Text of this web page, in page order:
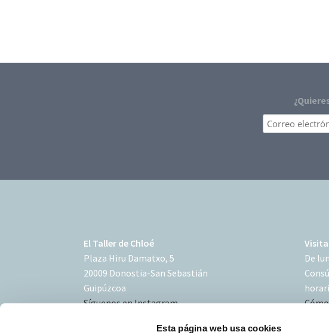
Esta página web usa cookies
El Taller de Chloé
Plaza Hiru Damatxo, 5
20009 Donostia-San Sebastián
Guipúzcoa
Síguenos en Instagram
De